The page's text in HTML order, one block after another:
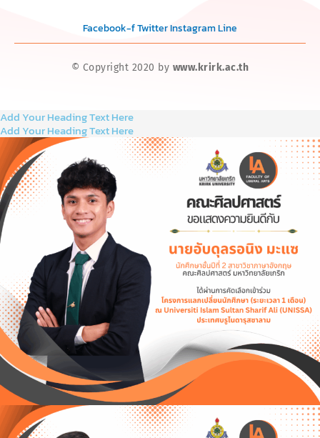
Facebook-fTwitterInstagramLine
© Copyright 2020 by www.krirk.ac.th
Add Your Heading Text Here
Add Your Heading Text Here